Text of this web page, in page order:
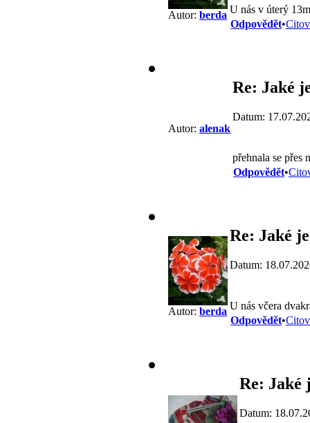
Autor: berda U nás v úterý
Odpovědět•
Autor: alenak
Re: Jaké
Datum:
přehnala se přes
Odpovědět•
Autor: berda
Re: Jaké
Datum:
U nás včera
Odpovědět•
Re: Jaké
Datum: